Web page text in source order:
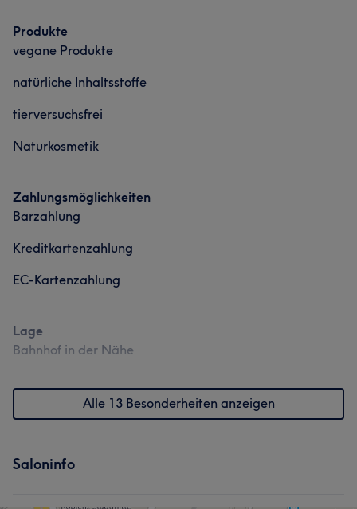
Körper
Portfolio
Services
Portfolio
Produkte
vegane Produkte
natürliche Inhaltsstoffe
tierversuchsfrei
Naturkosmetik
Zahlungsmöglichkeiten
Barzahlung
Kreditkartenzahlung
EC-Kartenzahlung
Lage
Bahnhof in der Nähe
Alle 13 Besonderheiten anzeigen
Saloninfo